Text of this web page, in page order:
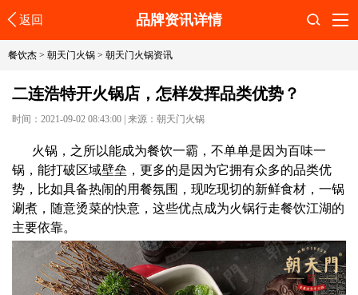
返回 品牌资讯详情
餐饮杰 > 朝天门火锅 > 朝天门火锅资讯
二连浩特开火锅店，怎样发挥品类优势？
时间：2021-09-02 08:43:00 来源：朝天门火锅
火锅，之所以能成为餐饮一霸，不单单是因为百味一
锅，能打破区域壁垒，更多的是因为它拥有众多的品类优
势，比如具备热闹的用餐氛围，现吃现切的新鲜食材，一锅
涮煮，随意烫菜的快意，这些优点成为火锅行走餐饮江湖的
主要依靠。